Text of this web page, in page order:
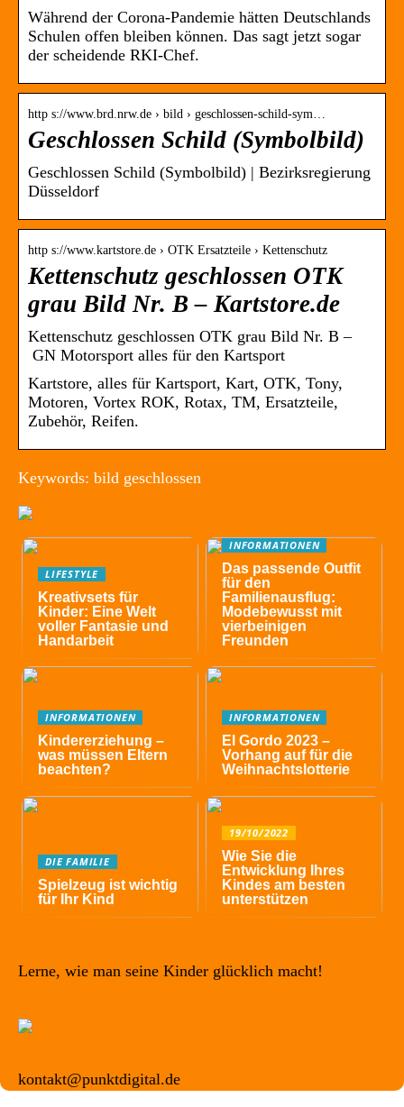
Während der Corona-Pandemie hätten Deutschlands
Schulen offen bleiben können. Das sagt jetzt sogar
der scheidende RKI-Chef.
http s://www.brd.nrw.de › bild › geschlossen-schild-sym…
Geschlossen Schild (Symbolbild)
Geschlossen Schild (Symbolbild) | Bezirksregierung
Düsseldorf
http s://www.kartstore.de › OTK Ersatzteile › Kettenschutz
Kettenschutz geschlossen OTK
grau Bild Nr. B – Kartstore.de
Kettenschutz geschlossen OTK grau Bild Nr. B –
GN Motorsport alles für den Kartsport
Kartstore, alles für Kartsport, Kart, OTK, Tony,
Motoren, Vortex ROK, Rotax, TM, Ersatzteile,
Zubehör, Reifen.
Keywords: bild geschlossen
LIFESTYLE
Kreativsets für
Kinder: Eine Welt
voller Fantasie und
Handarbeit
INFORMATIONEN
Das passende Outfit
für den
Familienausflug:
Modebewusst mit
vierbeinigen
Freunden
INFORMATIONEN
Kindererziehung –
was müssen Eltern
beachten?
INFORMATIONEN
El Gordo 2023 –
Vorhang auf für die
Weihnachtslotterie
DIE FAMILIE
Spielzeug ist wichtig
für Ihr Kind
19/10/2022
Wie Sie die
Entwicklung Ihres
Kindes am besten
unterstützen
Lerne, wie man seine Kinder glücklich macht!
kontakt@punktdigital.de